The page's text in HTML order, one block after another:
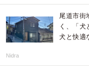
尾道市街
く、「
犬と快適
Nidra